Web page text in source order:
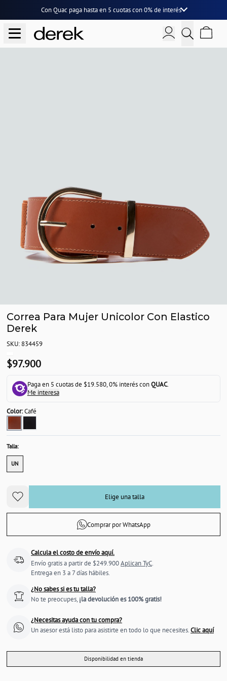
Con Quac paga hasta en 5 cuotascon0% de interés
Correa Para Mujer Unicolor Con Elastico
Derek
SKU: 834459
$97.900
Paga en 5 cuotas de $19.580, 0% interés conQUAC.
Me interesa
Color:Café
Talla:
UN
Elige una talla
Comprar por WhatsApp
Calcula el costo de envío aquí.
Envío gratis a partir de $249.900Aplican TyC.
Entrega en 3 a 7 días hábiles.
¿No sabes si es tu talla?
No te preocupes,¡la devolución es 100% gratis!
¿Necesitas ayuda con tu compra?
Un asesor está listo para asistirte en todo lo que necesites.Clic aquí
Disponibilidad en tienda